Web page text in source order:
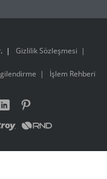
Gizlilik Sözleşmesi
İşlem Rehberi